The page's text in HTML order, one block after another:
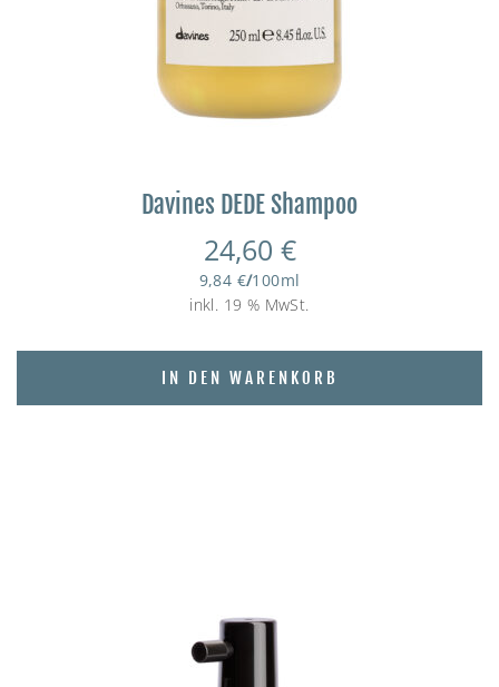
Davines DEDE Shampoo
24,60 €
9,84 €/100ml
inkl. 19 % MwSt.
IN DEN WARENKORB